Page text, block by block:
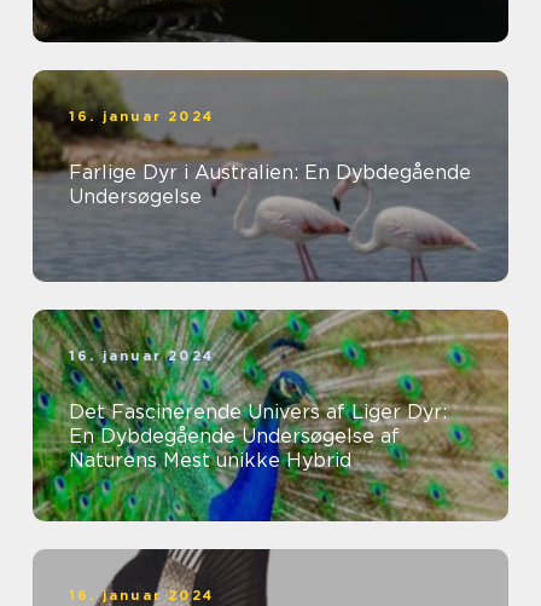
16. januar 2024
Farlige Dyr i Australien: En Dybdegående
Undersøgelse
16. januar 2024
Det Fascinerende Univers af Liger Dyr:
En Dybdegående Undersøgelse af
Naturens Mest unikke Hybrid
16. januar 2024